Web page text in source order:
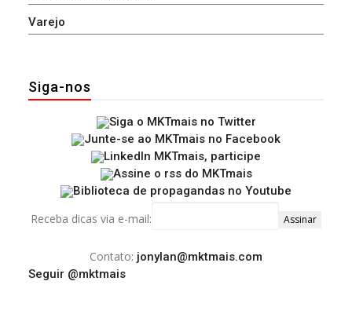
Varejo
Siga-nos
Receba dicas via e-mail:
Contato: jonylan@mktmais.com
Seguir @mktmais